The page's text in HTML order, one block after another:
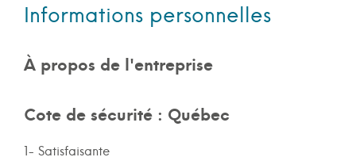
Informations personnelles
À propos de l'entreprise
Cote de sécurité : Québec
1- Satisfaisante